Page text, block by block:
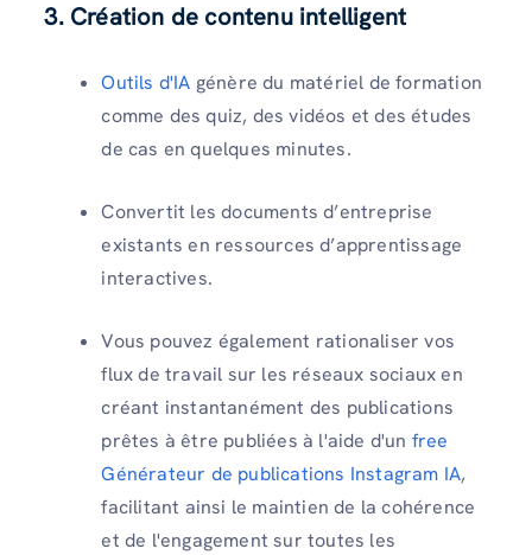
3. Création de contenu intelligent
Outils d'IA génère du matériel de formation
comme des quiz, des vidéos et des études
de cas en quelques minutes.
Convertit les documents d’entreprise
existants en ressources d’apprentissage
interactives.
Vous pouvez également rationaliser vos
flux de travail sur les réseaux sociaux en
créant instantanément des publications
prêtes à être publiées à l'aide d'un free
Générateur de publications Instagram IA,
facilitant ainsi le maintien de la cohérence
et de l'engagement sur toutes les